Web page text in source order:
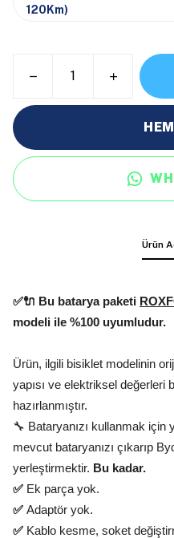
120Km)
Ürün
✅🔌 Bu batarya paketi
modeli ile %100 uyumludur.
Ürün, ilgili bisiklet modelinin
yapısı ve elektriksel değerleri
hazırlanmıştır.
🔧 Bataryanızı kullanmak için
mevcut bataryanızı çıkarıp
yerleştirmektir. Bu kadar.
✅ Ek parça yok.
✅ Adaptör yok.
✅ Kablo kesme, soket